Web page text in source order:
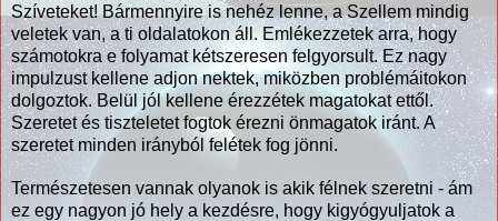
Szíveteket! Bármennyire is nehéz lenne, a Szellem mindig
veletek van, a ti oldalatokon áll. Emlékezzetek arra, hogy
számotokra e folyamat kétszeresen felgyorsult. Ez nagy
impulzust kellene adjon nektek, miközben problémáitokon
dolgoztok. Belül jól kellene érezzétek magatokat ettől.
Szeretet és tiszteletet fogtok érezni önmagatok iránt. A
szeretet minden irányból felétek fog jönni.
Természetesen vannak olyanok is akik félnek szeretni - ám
ez egy nagyon jó hely a kezdésre, hogy kigyógyuljatok a